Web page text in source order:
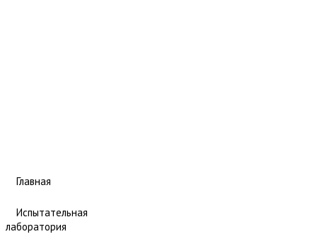
Главная
Испытательная
лаборатория